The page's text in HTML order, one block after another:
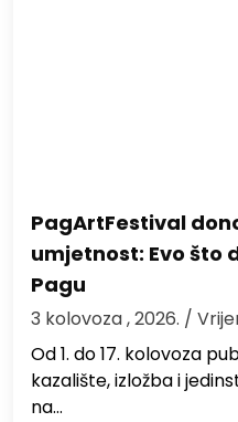
PagArtFestival
umjetnost: Evo što
Pagu
3 kolovoza , 2026. /
Od 1. do 17. kolovoza
kazalište, izložba i
na…